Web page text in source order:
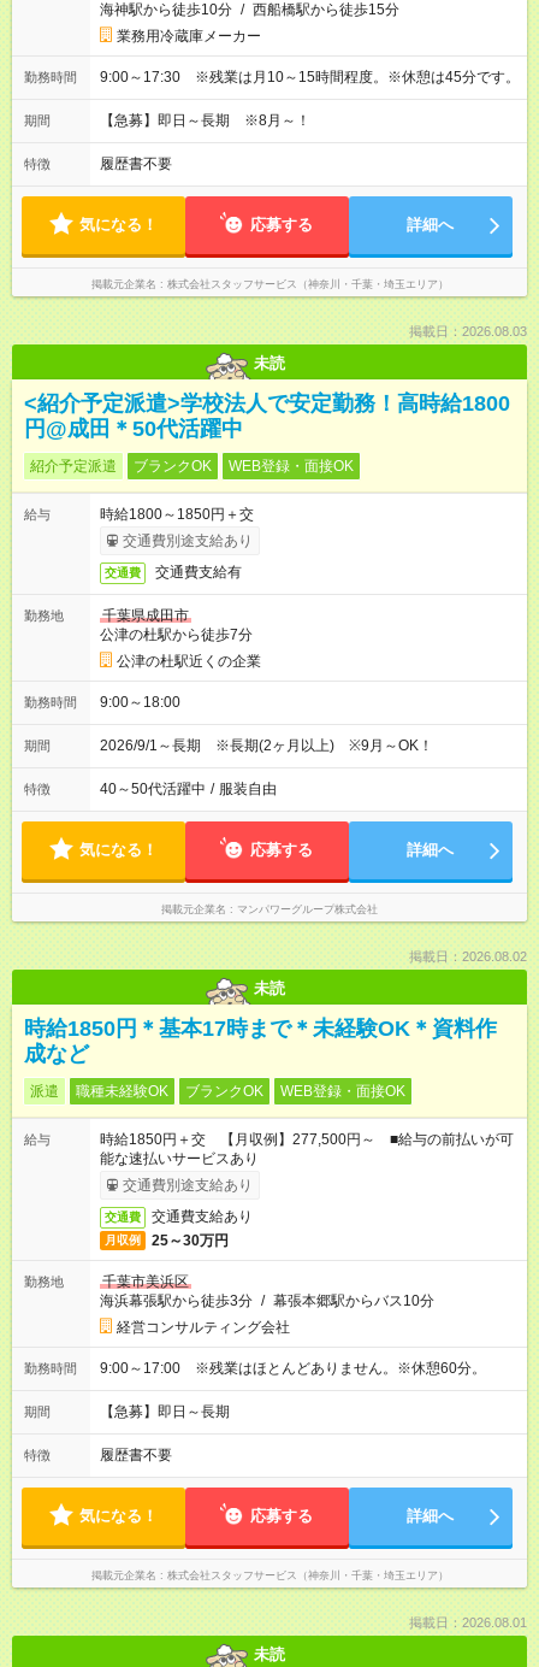
海神駅から徒歩10分 / 西船橋駅から徒歩15分
業務用冷蔵庫メーカー
勤務時間 9:00～17:30 ※残業は月10～15時間程度。※休憩は45分です。
期間 【急募】即日～長期 ※8月～！
特徴 履歴書不要
気になる！ 応募する 詳細へ
掲載元企業名 株式会社スタッフサービス（神奈川・千葉・埼玉エリア）
掲載日：2026.08.03
未読
<紹介予定派遣>学校法人で安定勤務！高時給1800
円@成田＊50代活躍中
紹介予定派遣 ブランクOK WEB登録・面接OK
給与
時給1800～1850円＋交
交通費別途支給あり
交通費 交通費支給有
勤務地
千葉県成田市
公津の杜駅から徒歩7分
公津の杜駅近くの企業
勤務時間 9:00～18:00
期間 2026/9/1～長期 ※長期(2ヶ月以上) ※9月～OK！
特徴 40～50代活躍中 / 服装自由
気になる！ 応募する 詳細へ
掲載元企業名 マンパワーグループ株式会社
掲載日：2026.08.02
未読
時給1850円＊基本17時まで＊未経験OK＊資料作
成など
派遣 職種未経験OK ブランクOK WEB登録・面接OK
給与
時給1850円＋交 【月収例】277,500円～ ■給与の前払いが可
能な速払いサービスあり
交通費別途支給あり
交通費 交通費支給あり
月収例 25～30万円
勤務地
千葉市美浜区
海浜幕張駅から徒歩3分 / 幕張本郷駅からバス10分
経営コンサルティング会社
勤務時間 9:00～17:00 ※残業はほとんどありません。※休憩60分。
期間 【急募】即日～長期
特徴 履歴書不要
気になる！ 応募する 詳細へ
掲載元企業名 株式会社スタッフサービス（神奈川・千葉・埼玉エリア）
掲載日：2026.08.01
未読